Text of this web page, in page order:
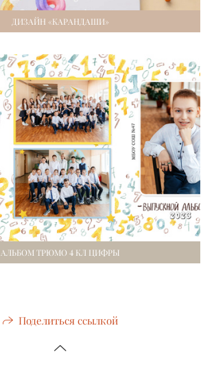
ДИЗАЙН «КАРАНДАШИ»
АЛЬБОМ ТРЮМО 4 КЛ ЦИФРЫ
Поделиться ссылкой